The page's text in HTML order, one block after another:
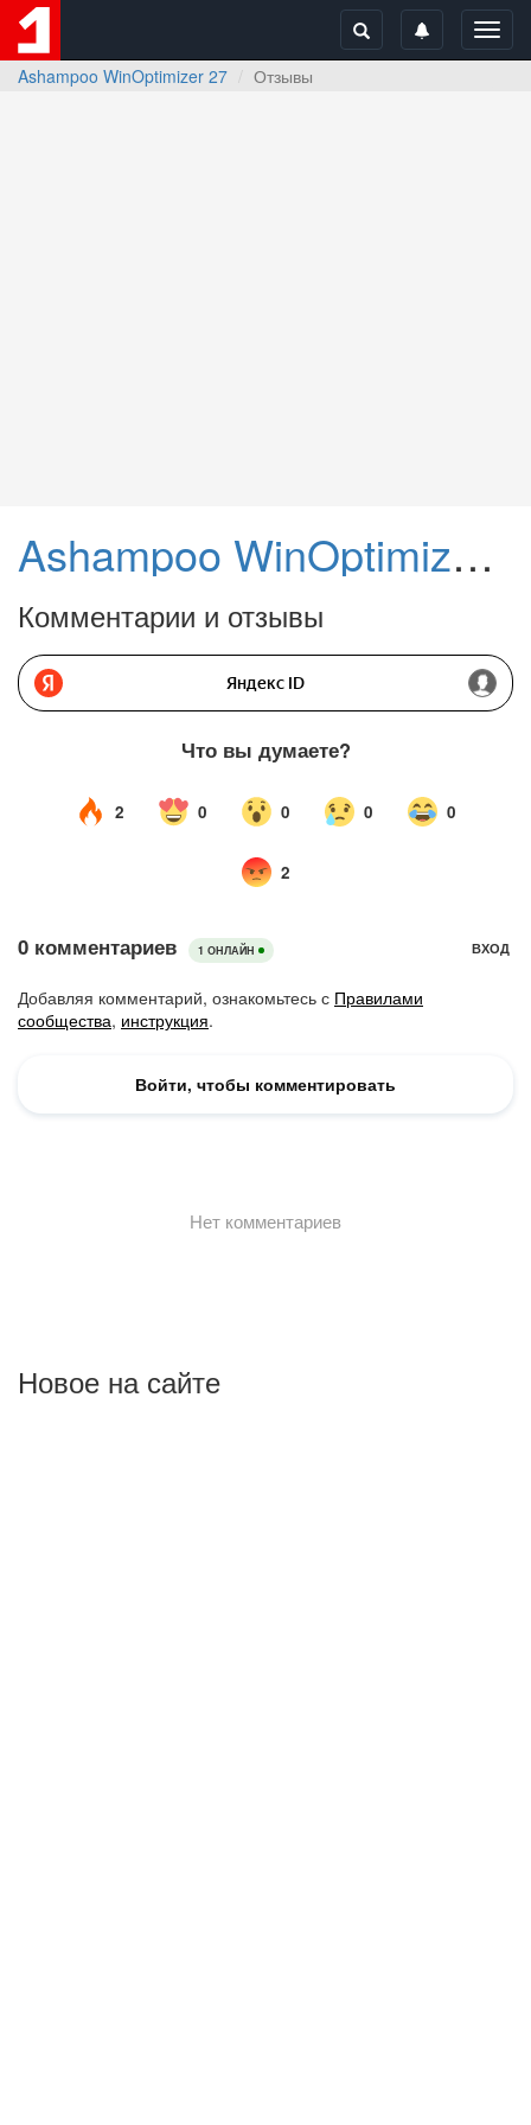
Ashampoo WinOptimizer 27
Отзывы
Ashampoo WinOptimizer 27
Комментарии и отзывы
Новое на сайте